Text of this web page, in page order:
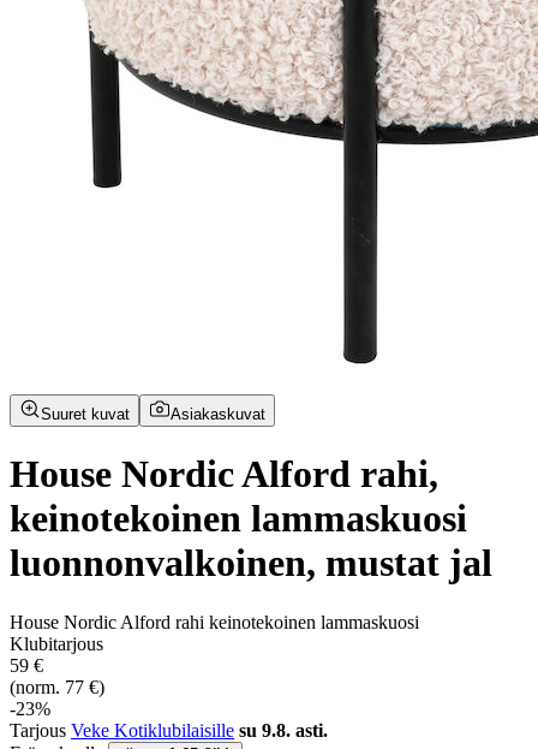
Suuret kuvat Asiakaskuvat
House Nordic Alford rahi,
keinotekoinen lammaskuosi
luonnonvalkoinen, mustat jal
House Nordic Alford rahi keinotekoinen lammaskuosi
Klubitarjous
59 €
(norm. 77 €)
-23%
Tarjous Veke Kotiklubilaisille su 9.8. asti.